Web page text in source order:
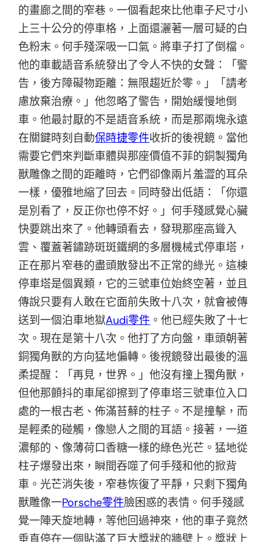
的畫廊之間的窄巷。一個看起來比他車子尺寸小
上三十公分的停車格，上面還灑著一層可疑的白
色粉末。何手殘深吸一口氣。將車子打了倒檔。
他的車載語音系統發出了令人不快的女聲：「警
告，後方障礙物距離：無限趨近於零。」「請考
慮放棄治療。」他忽略了警告，開始緩慢地倒
車。他最討厭的不是語音系統，而是那兩塊永遠
在關鍵時刻自動保時捷零件收折的後視鏡。當他
需要它們來判斷車體與那座價值不菲的銅製獨角
獸雕像之間的距離時，它們卻像兩片羞澀的耳朵
一樣，優雅地縮了回去。同時發出低語：「你還
是別看了，反正你也停不好。」何手殘感覺心臟
快要跳出來了。他轉頭看去，發現那座高聳入
雲、覆蓋著鏽跡斑斑鐵網的多層機械式停車塔，
正在那片窄巷的盡頭散發出不正常的綠光。這棟
停車塔是個異類，它的三號車位始終空著，並且
傳說只要有人敢在它面前失敗十八次，就會被傳
送到一個泊車地獄Audi零件 。他已經失敗了十七
次。現在是第十八次。他打了方向盤，車頭朝著
銅獨角獸的方向猛地偏轉。後視鏡發出最後的溫
柔提醒：「再見，世界。」他沒有撞上獨角獸，
但他那顫抖的車尾卻擦到了停車塔三號車位入口
處的一根古老、佈滿苔蘚的柱子。不是撞擊，而
是輕柔的碰觸，像戀人之間的耳語。接著，一道
濃郁的、像薄荷口香糖一樣的綠色光芒。猛地從
柱子爆發出來，瞬間吞噬了何手殘和他的掀背
車。光芒消失後，窄巷恢復了平靜，只剩下獨角
獸雕像一Porsche零件臉困惑的表情。何手殘感
覺一陣天旋地轉，等他回過神來，他的車子竟然
垂直停在一個貼滿了巨大獎狀的牆壁上。獎狀上